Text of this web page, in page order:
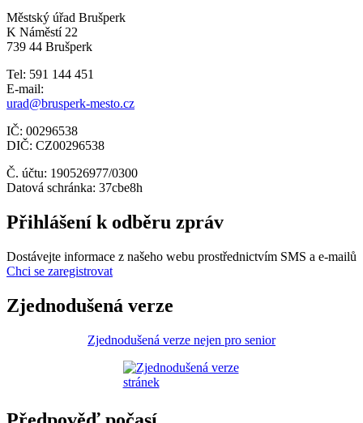
Městský úřad Brušperk
K Náměstí 22
739 44 Brušperk
Tel: 591 144 451
E-mail:
urad@brusperk-mesto.cz
IČ: 00296538
DIČ: CZ00296538
Č. účtu: 190526977/0300
Datová schránka: 37cbe8h
Přihlášení k odběru zpráv
Dostávejte informace z našeho webu prostřednictvím SMS a e-mailů
Chci se zaregistrovat
Zjednodušená verze
Zjednodušená verze nejen pro senior